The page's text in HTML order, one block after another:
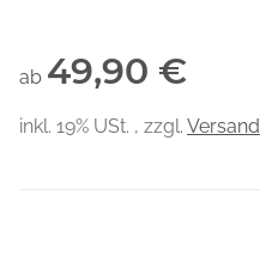
ab 49,90 €
inkl. 19% USt. , zzgl. Versand